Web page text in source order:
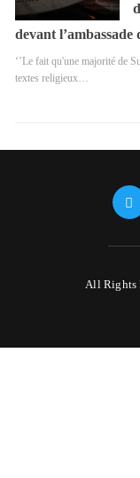
devant
‘’Le fait qu'une majorité de
textes religieux…
All Rights